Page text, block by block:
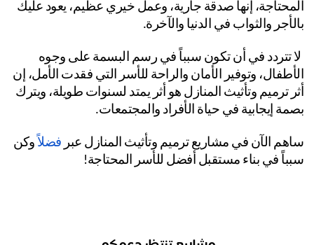
المحتاجة، إنها صدقة جارية، وعمل خيري عظيم، يعود عليك
والثواب في الدنيا والآخرة.
لا تتردد في أن تكون سبباً في رسم البسمة على وجوه
الأطفال، وتوفير الأمان والراحة للأسر التي فقدت الأمل، إن
أثر ترميم وتأثيث المنازل هو أثر يمتد لسنوات طويلة، ويترك
إيجابية في حياة الأفراد والمجتمعات.
الآن في مشاريع ترميم وتأثيث المنازل عبر فضلاً
وكن
في بناء مستقبل أفضل للأسر المحتاجة!